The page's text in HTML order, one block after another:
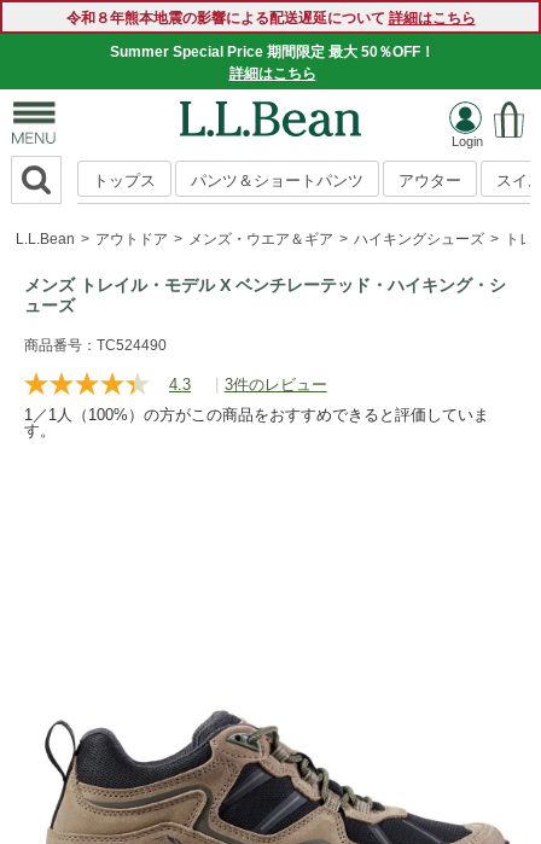
令和８年熊本地震の影響による配送遅延について 詳細はこちら
Summer Special Price 期間限定 最大 50％OFF！
詳細はこちら
トップス パンツ＆ショートパンツ アウター スイ
L.L.Bean アウトドア メンズ・ウエア＆ギア ハイキングシューズ ト
メンズ トレイル・モデル X ベンチレーテッド・ハイキング・シ
ューズ
https://www.llbean.co.jp/mens/shoes/hiking-
boots/g/P5796886.html
商品番号：TC524490
4.3
レ
ビ
| 3件のレビュー
1／1人（100%）の方がこの商品をおすすめできると評価していま
す。